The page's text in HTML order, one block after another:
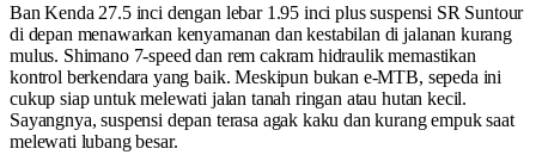
Ban Kenda 27.5 inci dengan lebar 1.95 inci plus suspensi SR Suntour
di depan menawarkan kenyamanan dan kestabilan di jalanan kurang
mulus. Shimano 7-speed dan rem cakram hidraulik memastikan
kontrol berkendara yang baik. Meskipun bukan e-MTB, sepeda ini
cukup siap untuk melewati jalan tanah ringan atau hutan kecil.
Sayangnya, suspensi depan terasa agak kaku dan kurang empuk saat
melewati lubang besar.